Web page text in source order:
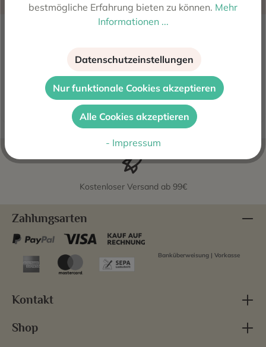
Anfang 2000 starteten Sara Perez und Rene Barbier
Venus in der Region Mont…Mehr
Kostenloser Versand ab 99€
Shop
Zahlungsarten
Banküberweisung | Vorkasse
Kontakt
bestmögliche Erfahrung bieten zu können. Mehr
Informationen ...
Datenschutzeinstellungen
Nur funktionale Cookies akzeptieren
Alle Cookies akzeptieren
- Impressum